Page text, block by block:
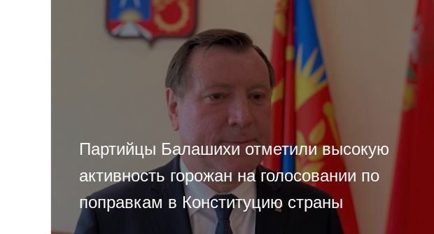
Партийцы Балашихи отметили высокую
активность горожан на голосовании по
поправкам в Конституцию страны